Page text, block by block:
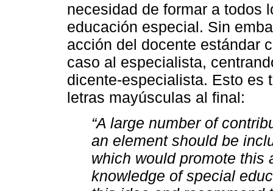
necesidad de formar a todos
educación especial. Sin
acción del docente estándar
caso al especialista,
dicente-especialista. Esto es
letras mayúsculas al final:
“A large number of
an element should be
which would promote this
knowledge of special